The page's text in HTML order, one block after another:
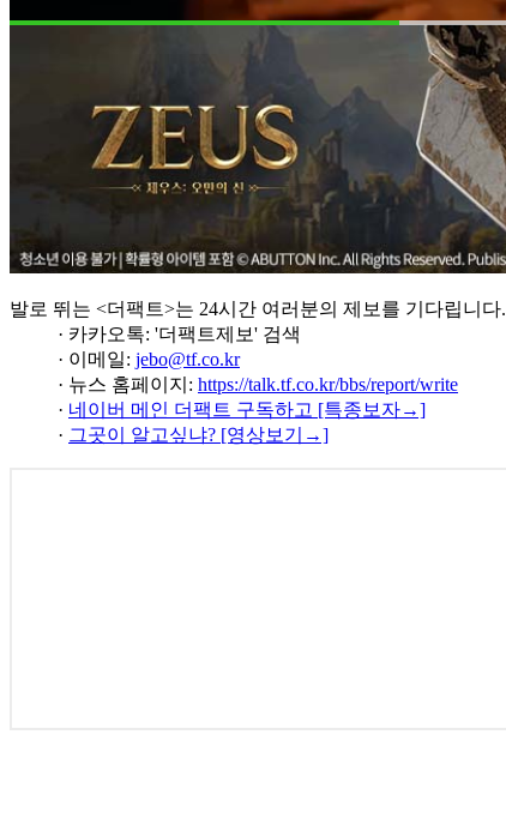
발로 뛰는 <더팩트>는 24시간 여러분의 제보를 기다립니다.
· 카카오톡: '더팩트제보' 검색
· 이메일: jebo@tf.co.kr
· 뉴스 홈페이지: https://talk.tf.co.kr/bbs/report/write
· 네이버 메인 더팩트 구독하고 [특종보자→]
· 그곳이 알고싶냐? [영상보기→]